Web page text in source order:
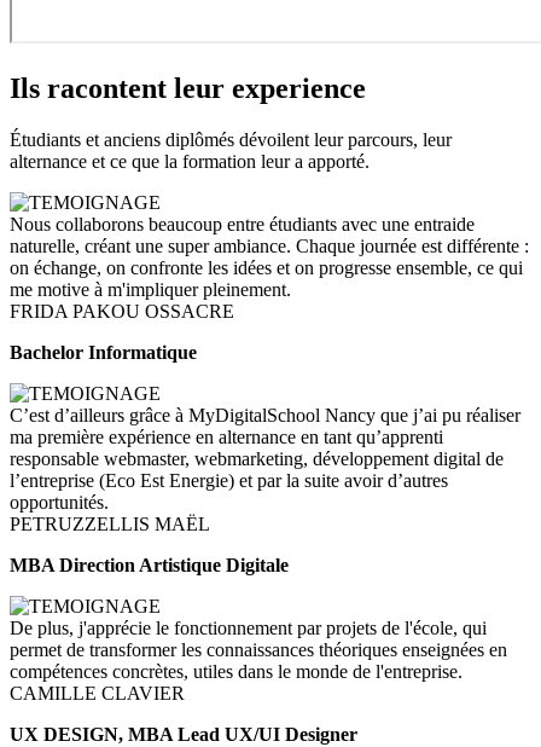
Ils racontent leur experience
Étudiants et anciens diplômés dévoilent leur parcours, leur
alternance et ce que la formation leur a apporté.
Nous collaborons beaucoup entre étudiants avec une entraide
naturelle, créant une super ambiance. Chaque journée est différente :
on échange, on confronte les idées et on progresse ensemble, ce qui
me motive à m'impliquer pleinement.
FRIDA PAKOU OSSACRE
Bachelor Informatique
C’est d’ailleurs grâce à MyDigitalSchool Nancy que j’ai pu réaliser
ma première expérience en alternance en tant qu’apprenti
responsable webmaster, webmarketing, développement digital de
l’entreprise (Eco Est Energie) et par la suite avoir d’autres
opportunités.
PETRUZZELLIS MAËL
MBA Direction Artistique Digitale
De plus, j'apprécie le fonctionnement par projets de l'école, qui
permet de transformer les connaissances théoriques enseignées en
compétences concrètes, utiles dans le monde de l'entreprise.
CAMILLE CLAVIER
UX DESIGN, MBA Lead UX/UI Designer